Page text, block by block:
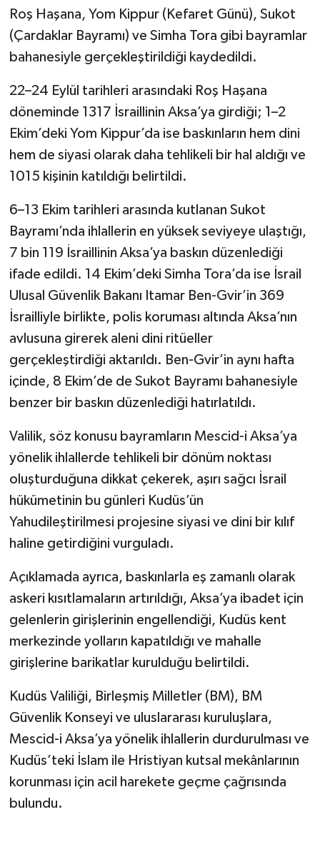
Roş Haşana, Yom Kippur (Kefaret Günü), Sukot
(Çardaklar Bayramı) ve Simha Tora gibi bayramlar
bahanesiyle gerçekleştirildiği kaydedildi.
22–24 Eylül tarihleri arasındaki Roş Haşana
döneminde 1317 İsraillinin Aksa’ya girdiği; 1–2
Ekim’deki Yom Kippur’da ise baskınların hem dini
hem de siyasi olarak daha tehlikeli bir hal aldığı ve
1015 kişinin katıldığı belirtildi.
6–13 Ekim tarihleri arasında kutlanan Sukot
Bayramı’nda ihlallerin en yüksek seviyeye ulaştığı,
7 bin 119 İsraillinin Aksa’ya baskın düzenlediği
ifade edildi. 14 Ekim’deki Simha Tora’da ise İsrail
Ulusal Güvenlik Bakanı Itamar Ben-Gvir’in 369
İsrailliyle birlikte, polis koruması altında Aksa’nın
avlusuna girerek aleni dini ritüeller
gerçekleştirdiği aktarıldı. Ben-Gvir’in aynı hafta
içinde, 8 Ekim’de de Sukot Bayramı bahanesiyle
benzer bir baskın düzenlediği hatırlatıldı.
Valilik, söz konusu bayramların Mescid-i Aksa’ya
yönelik ihlallerde tehlikeli bir dönüm noktası
oluşturduğuna dikkat çekerek, aşırı sağcı İsrail
hükümetinin bu günleri Kudüs’ün
Yahudileştirilmesi projesine siyasi ve dini bir kılıf
haline getirdiğini vurguladı.
Açıklamada ayrıca, baskınlarla eş zamanlı olarak
askeri kısıtlamaların artırıldığı, Aksa’ya ibadet için
gelenlerin girişlerinin engellendiği, Kudüs kent
merkezinde yolların kapatıldığı ve mahalle
girişlerine barikatlar kurulduğu belirtildi.
Kudüs Valiliği, Birleşmiş Milletler (BM), BM
Güvenlik Konseyi ve uluslararası kuruluşlara,
Mescid-i Aksa’ya yönelik ihlallerin durdurulması ve
Kudüs’teki İslam ile Hristiyan kutsal mekânlarının
korunması için acil harekete geçme çağrısında
bulundu.